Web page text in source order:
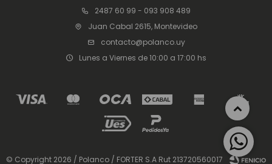
2487 60 99 - 093 908 489
Juan Cabal 2615, Montevideo
contacto@polanco.uy
Lunes a Viernes de 10:00 a 17:00 hs
© Copyright 2026 / Polanco / FORTER S.A Rut 213720560017